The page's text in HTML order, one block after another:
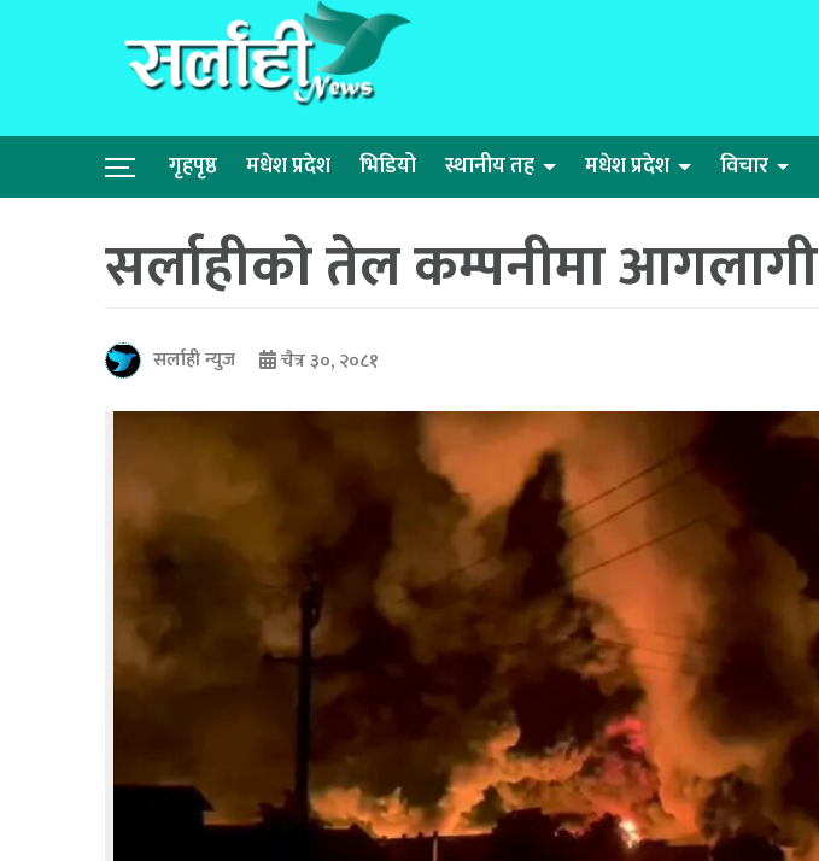
गृहपृष्ठ मधेश प्रदेश भिडियो स्थानीय तह मधेश प्रदेश विचार
सर्लाहीको तेल कम्पनीमा आगलागी
सर्लाही न्युज चैत्र ३०, २०८१